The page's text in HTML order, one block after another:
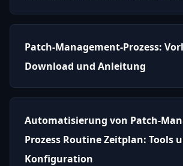
Patch-Management-Prozess:
Download und Anleitung
Automatisierung von Patch-
Prozess Routine Zeitplan: Tools
Konfiguration